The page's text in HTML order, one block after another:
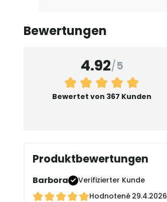
Bewertungen
4.92/5
Bewertet von 367 Kunden
Produktbewertungen
Barbora
Verifizierter Kunde
Hodnotené 29.4.2026